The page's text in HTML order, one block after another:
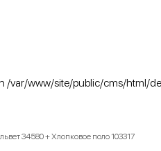
/var/www/site/public/cms/html/
34580 + Хлопковое поло 103317